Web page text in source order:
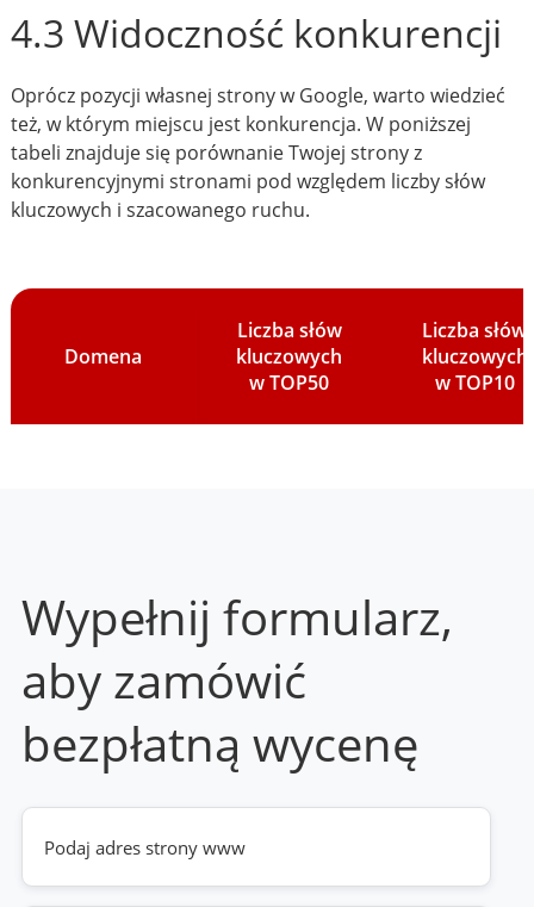
4.3 Widoczność konkurencji
Oprócz pozycji własnej strony w Google, warto wiedzieć
też, w którym miejscu jest konkurencja. W poniższej
tabeli znajduje się porównanie Twojej strony z
konkurencyjnymi stronami pod względem liczby słów
kluczowych i szacowanego ruchu.
Domena
Liczba słów
kluczowych
w TOP50
Liczba słów
kluczowych
w TOP10
Wypełnij formularz,
aby zamówić
bezpłatną wycenę
Twoja
strona
www